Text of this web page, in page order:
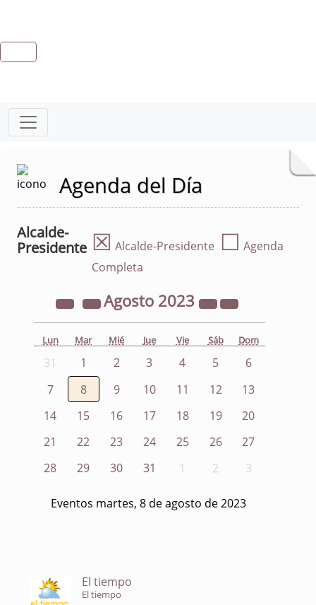
Agenda del Día
Alcalde-
Presidente ☒ Alcalde-Presidente ☐ Agenda
Completa
Agosto 2023
Lun Mar Mié Jue Vie Sáb Dom
31 1 2 3 4 5
6
7
8 9 10 11 12
13
14
15 16 17 18 19
20
21
22 23 24 25 26
27
28
29 30 31 1 2 3
Eventos martes, 8 de agosto de 2023
El tiempo
El tiempo